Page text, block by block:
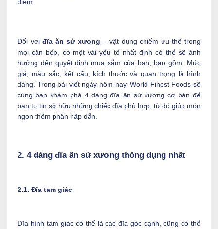
điểm.
Đối vớiđĩa ăn sứ xương – vật dụng chiếm ưu thế trong
mọi căn bếp, có một vài yếu tố nhất định có thể sẽ ảnh
hưởng đến quyết định mua sắm của bạn, bao gồm: Mức
giá, màu sắc, kết cấu, kích thước và quan trọng là hình
dáng. Trong bài viết ngày hôm nay, World Finest Foods sẽ
cùng bạn khám phá 4 dáng đĩa ăn sứ xương cơ bản để
bạn tự tin sở hữu những chiếc đĩa phù hợp, từ đó giúp món
ngon thêm phần hấp dẫn.
2. 4 dáng đĩa ăn sứ xương thông dụng nhất
2.1. Đĩa tam giác
Đĩa hình tam giác có thể là các đĩa góc cạnh, cũng có thể